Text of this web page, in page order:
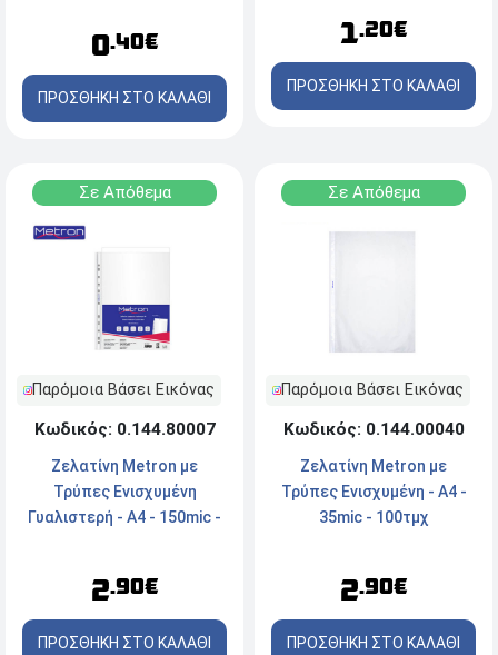
0.40€
ΠΡΟΣΘΗΚΗ ΣΤΟ ΚΑΛΑΘΙ
1.20€
ΠΡΟΣΘΗΚΗ ΣΤΟ ΚΑΛΑΘΙ
Σε Απόθεμα
Παρόμοια Βάσει Εικόνας
Κωδικός: 0.144.80007
Ζελατίνη Metron με
Τρύπες Ενισχυμένη
Γυαλιστερή - A4 - 150mic -
2.90€
ΠΡΟΣΘΗΚΗ ΣΤΟ ΚΑΛΑΘΙ
Σε Απόθεμα
Παρόμοια Βάσει Εικόνας
Κωδικός: 0.144.00040
Ζελατίνη Metron με
Τρύπες Ενισχυμένη - A4 -
35mic - 100τμχ
2.90€
ΠΡΟΣΘΗΚΗ ΣΤΟ ΚΑΛΑΘΙ